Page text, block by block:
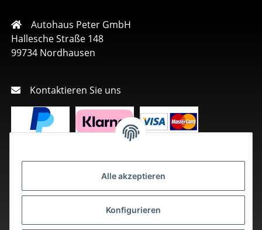
Alle akzeptieren
Konfigurieren
Autohaus Peter GmbH
Hallesche Straße 148
99734 Nordhausen
Kontaktieren Sie uns